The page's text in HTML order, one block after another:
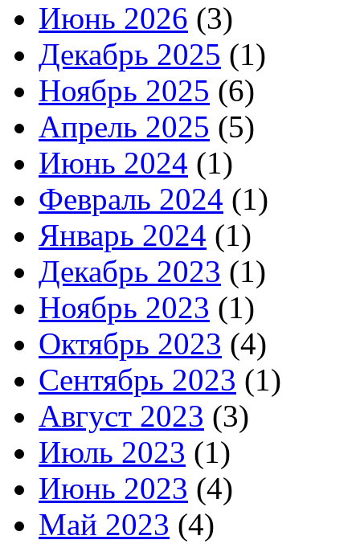
Июнь 2026 (3)
Декабрь 2025 (1)
Ноябрь 2025 (6)
Апрель 2025 (5)
Июнь 2024 (1)
Февраль 2024 (1)
Январь 2024 (1)
Декабрь 2023 (1)
Ноябрь 2023 (1)
Октябрь 2023 (4)
Сентябрь 2023 (1)
Август 2023 (3)
Июль 2023 (1)
Июнь 2023 (4)
Май 2023 (4)